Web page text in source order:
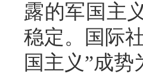
露的军国主
稳定。国际
国主义”成势